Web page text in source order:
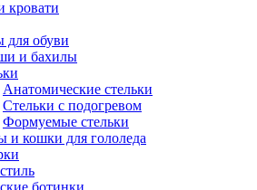
кровати
для обуви
и бахилы
Анатомические стельки
Стельки с подогревом
Формуемые стельки
кошки для гололеда
ботинки